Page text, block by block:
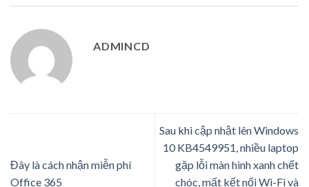
ADMINCD
Đây là cách nhận miễn phí
Office 365
Sau khi cập nhật lên Windows
10 KB4549951, nhiều laptop
gặp lỗi màn hình xanh chết
chóc, mất kết nối Wi-Fi và